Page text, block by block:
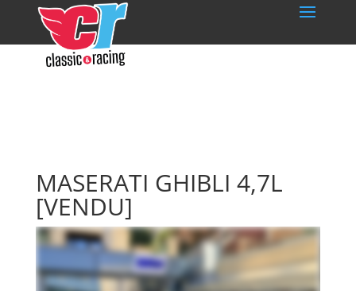
MASERATI GHIBLI 4,7L
[VENDU]